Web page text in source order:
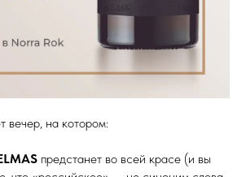
вечер, на котором:
предстанет во всей красе (и вы